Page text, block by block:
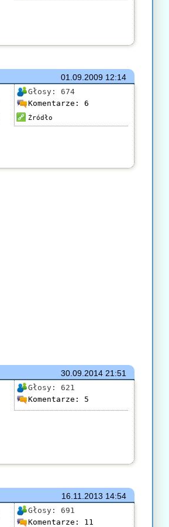
01.09.200912:14
Głosy: 674
Komentarze: 6
Źródło
30.09.201421:51
Głosy: 621
Komentarze: 5
16.11.2013 14:54
Głosy: 691
Komentarze: 11